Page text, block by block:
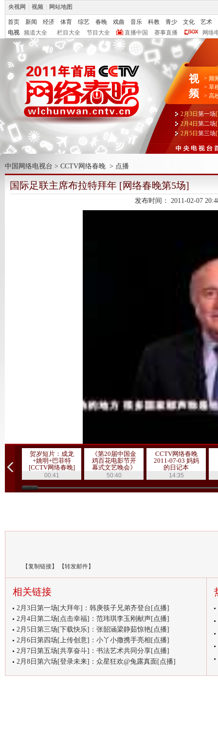
央视网 视频 网站地图
首页 新闻 经济 体育 综艺 春晚 戏曲 音乐 科教 青少 文化
艺术
电视
频道大全 栏目大全 节目大全 直播中国 赛事直播 网络
视
频
> 频
> 草
> 高
2月3日 第一场
2月4日 第二场
2月5日 第三场
中国网络电视台 > CCTV网络春晚 > 点播
国际足联主席布拉特拜年 [网络春晚第5场]
发布时间： 2011-02-07
贺岁短片：成龙
+姚明+巴菲特
[CCTV网络春晚]
00:41
《第20届中国金
鸡百花电影节开
幕式文艺晚会》
20111019 1/3
50:40
CCTV网络春晚
2011-07-03 妈妈
的日记本
14:35
【复制链接】 【转发邮件】
相关链接
2月3日第一场[大拜年]：韩庚筷子兄弟齐登台[点播]
2月4日第二场[点击幸福]：范玮琪李玉刚献声[点播]
2月5日第三场[下载快乐]：张韶涵梁静茹惊艳[点播]
2月6日第四场[上传创意]：小丫小撒携手亮相[点播]
2月7日第五场[共享奋斗]：书法艺术共同分享[点播]
2月8日第六场[登录未来]：众星狂欢@兔露真面[点播]